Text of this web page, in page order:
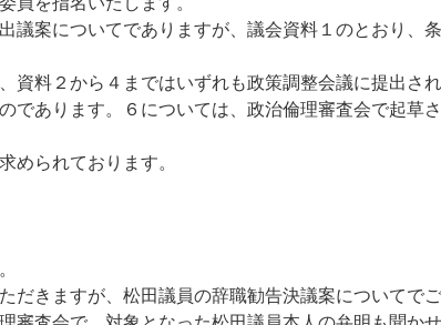
議案についてでありますが、議会資料１のとおり、
資料２から４まではいずれも政策調整会議に提出さ
であります。６については、政治倫理審査会で起草
められております。
だきますが、松田議員の辞職勧告決議案についてでご